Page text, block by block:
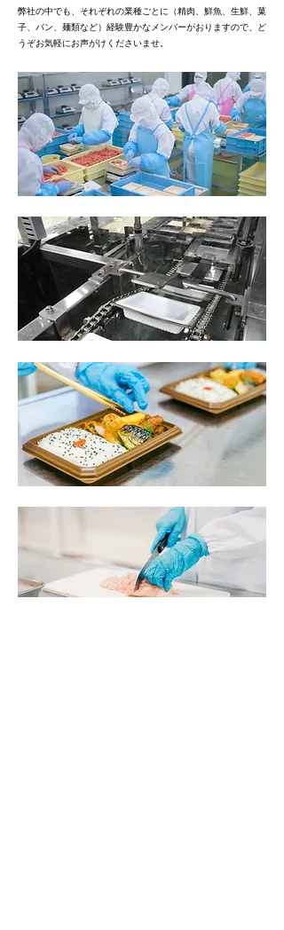
弊社の中でも、それぞれの業種ごとに（精肉、鮮魚、生鮮、菓
子、パン、麺類など）経験豊かなメンバーがおりますので、ど
うぞお気軽にお声がけくださいませ。